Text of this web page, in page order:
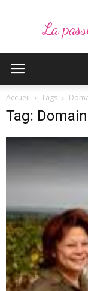
La
Accueil Tags
Tag: